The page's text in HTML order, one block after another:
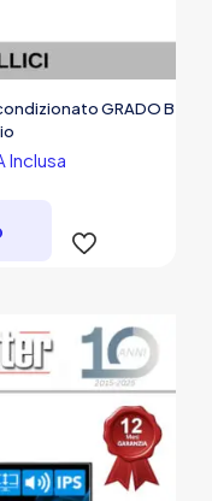
GRADO B
Inclusa